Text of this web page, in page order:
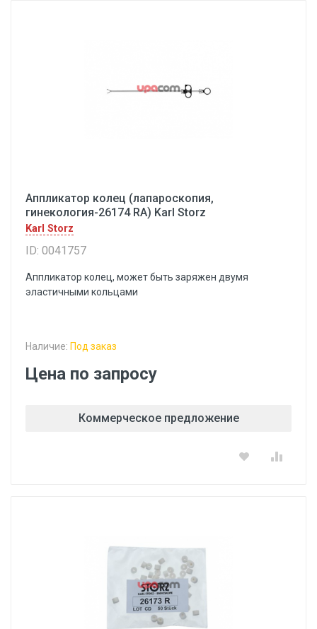
Аппликатор колец (лапароскопия,
гинекология-26174 RA) Karl Storz
Karl Storz
ID: 0041757
Аппликатор колец, может быть заряжен двумя
эластичными кольцами
Наличие: Под заказ
Цена по запросу
Коммерческое предложение